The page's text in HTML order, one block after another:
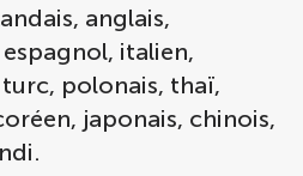
anglais,
italien,
polonais, thaï,
japonais, chinois,